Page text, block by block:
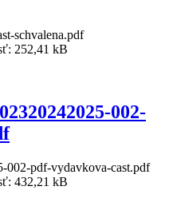
schvalena.pdf
252,41 kB
002-
002-pdf-vydavkova-cast.pdf
432,21 kB